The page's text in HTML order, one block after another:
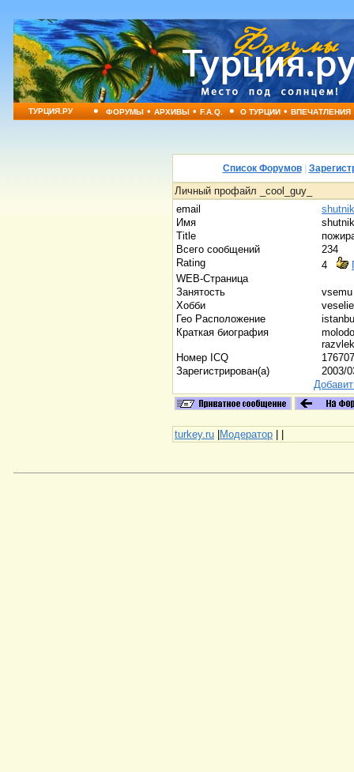
ТУРЦИЯ.РУ • ФОРУМЫ•АРХИВЫ•F.A.Q. • О ТУРЦИИ•ВПЕЧАТЛЕНИЯ
Список Форумов|
Личный профайл _cool_guy_
email
Имя
Title
Всего сообщений
234
Rating
4
WEB-Страница
Занятость
Хобби
Гео Расположение
Краткая биография
Номер ICQ
Зарегистрирован(а)
2003/
turkey.ru |Модератор | |